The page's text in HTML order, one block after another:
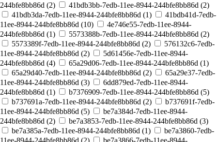
244bfe8bb86d (2) 41bdb3bb-7edb-11ee-8944-244bfe8bb86d (2)
41bdb3da-7edb-11ee-8944-244bfe8bb86d (1)
41bdb41d-7edb-
11ee-8944-244bfe8bb86d (10)
4e746e55-7edb-11ee-8944-
244bfe8bb86d (1) 5573388b-7edb-11ee-8944-244bfe8bb86d (2)
5573389f-7edb-11ee-8944-244bfe8bb86d (2)
576132c6-7edb-
11ee-8944-244bfe8bb86d (2)
5d61456e-7edb-11ee-8944-
244bfe8bb86d (4) 65a29d06-7edb-11ee-8944-244bfe8bb86d (1)
65a29d40-7edb-11ee-8944-244bfe8bb86d (2)
65a29e37-7edb-
11ee-8944-244bfe8bb86d (3)
6dd879ed-7edb-11ee-8944-
244bfe8bb86d (1) b7376909-7edb-11ee-8944-244bfe8bb86d (5)
b737691a-7edb-11ee-8944-244bfe8bb86d (2)
b737691f-7edb-
11ee-8944-244bfe8bb86d (5)
be7a384d-7edb-11ee-8944-
244bfe8bb86d (2) be7a3853-7edb-11ee-8944-244bfe8bb86d (3)
be7a385a-7edb-11ee-8944-244bfe8bb86d (1)
be7a3860-7edb-
11ee-8944-244bfe8bb86d (2) be7a3866-7edb-11ee-8944-